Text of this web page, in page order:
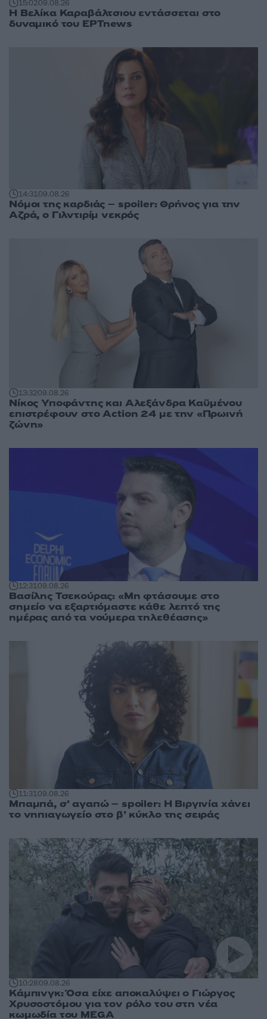
15:0209.08.26
Η Βελίκα Καραβάλτσιου εντάσσεται στο
δυναμικό του ΕΡΤnews
14:3109.08.26
Νόμοι της καρδιάς – spoiler: Θρήνος για την
Αζρά, ο Γιλντιρίμ νεκρός
13:3209.08.26
Νίκος Υποφάντης και Αλεξάνδρα Καϋμένου
επιστρέφουν στο Action 24 με την «Πρωινή
ζώνη»
12:3109.08.26
Βασίλης Τσεκούρας: «Μη φτάσουμε στο
σημείο να εξαρτιόμαστε κάθε λεπτό της
ημέρας από τα νούμερα τηλεθέασης»
11:3109.08.26
Μπαμπά, σ’ αγαπώ – spoiler: Η Βιργινία χάνει
το νηπιαγωγείο στο β’ κύκλο της σειράς
10:2809.08.26
Κάμπινγκ: Όσα είχε αποκαλύψει ο Γιώργος
Χρυσοστόμου για τον ρόλο του στη νέα
κωμωδία του MEGA